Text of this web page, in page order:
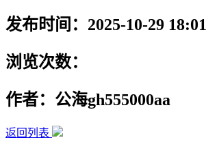
发布时间：2025-10-29 18:01
浏览次数：
作者：公海gh555000aa
返回列表